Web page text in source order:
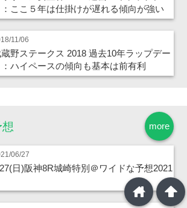
：ここ５年は仕掛けが遅れる傾向が強い
11/06
野ステークス 2018 過去10年ラップデー
：ハイペースの傾向も基本は前有利
more
06/27
日)阪神8R城崎特別＠ワイドな予想2021
arrowup
home